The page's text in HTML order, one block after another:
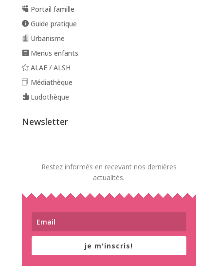
Portail famille
Guide pratique
Urbanisme
Menus enfants
ALAE / ALSH
Médiathèque
Ludothèque
Newsletter
Restez informés en recevant nos dernières
actualités.
je m'inscris!